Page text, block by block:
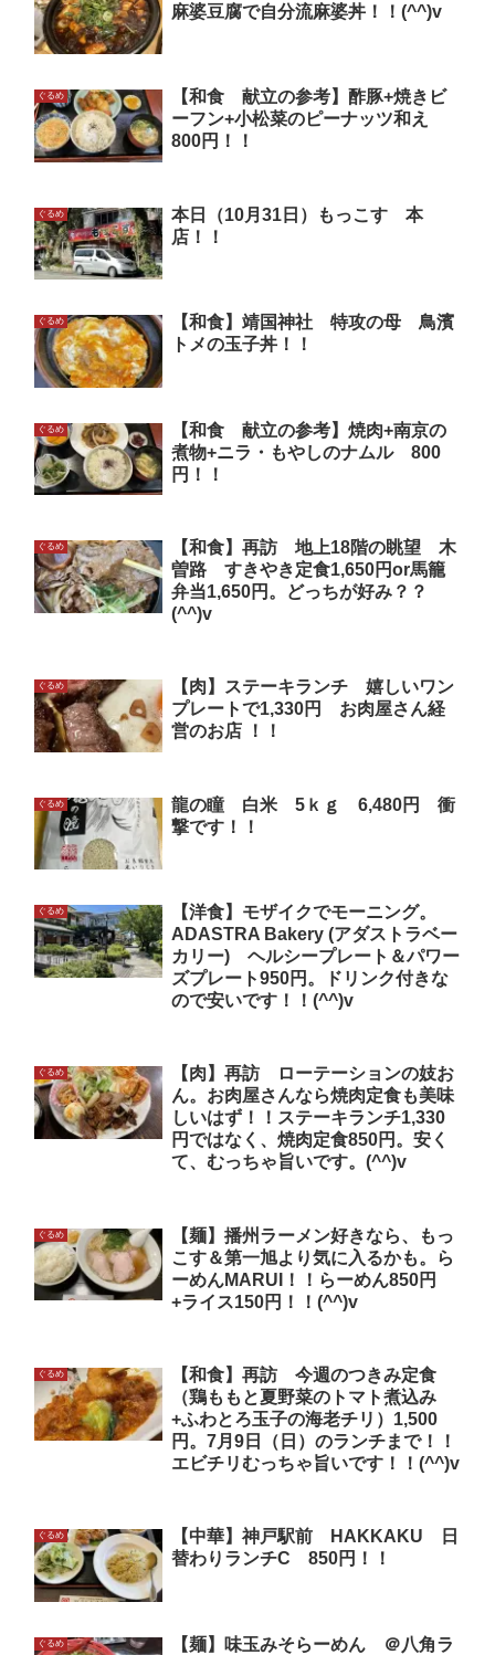
麻婆豆腐で自分流麻婆丼！！(^^)v
ぐるめ
【和食 献立の参考】酢豚+焼きビ
ーフン+小松菜のピーナッツ和え
800円！！
ぐるめ
本日（10月31日）もっこす 本
店！！
ぐるめ
【和食】靖国神社 特攻の母 鳥濱
トメの玉子丼！！
ぐるめ
【和食 献立の参考】焼肉+南京の
煮物+ニラ・もやしのナムル 800
円！！
ぐるめ
【和食】再訪 地上18階の眺望 木
曽路 すきやき定食1,650円or馬籠
弁当1,650円。どっちが好み？？
(^^)v
ぐるめ
【肉】ステーキランチ 嬉しいワン
プレートで1,330円 お肉屋さん経
営のお店 ！！
ぐるめ
龍の瞳 白米 5ｋｇ 6,480円 衝
撃です！！
ぐるめ
【洋食】モザイクでモーニング。
ADASTRA Bakery (アダストラベー
カリー) ヘルシープレート＆パワー
ズプレート950円。ドリンク付きな
ので安いです！！(^^)v
ぐるめ
【肉】再訪 ローテーションの妓お
ん。お肉屋さんなら焼肉定食も美味
しいはず！！ステーキランチ1,330
円ではなく、焼肉定食850円。安く
て、むっちゃ旨いです。(^^)v
ぐるめ
【麺】播州ラーメン好きなら、もっ
こす＆第一旭より気に入るかも。ら
ーめんMARUI！！らーめん850円
+ライス150円！！(^^)v
ぐるめ
【和食】再訪 今週のつきみ定食
（鶏ももと夏野菜のトマト煮込み
+ふわとろ玉子の海老チリ）1,500
円。7月9日（日）のランチまで！！
エビチリむっちゃ旨いです！！(^^)v
ぐるめ
【中華】神戸駅前 HAKKAKU 日
替わりランチC 850円！！
ぐるめ
【麺】味玉みそらーめん ＠八角ラ